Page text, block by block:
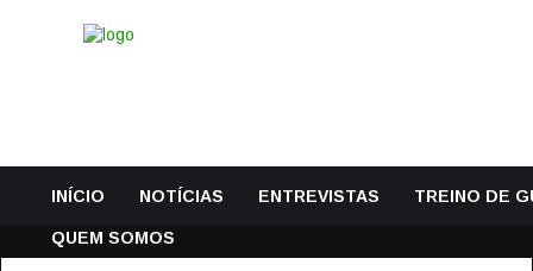
INÍCIO NOTÍCIAS ENTREVISTAS TREINO DE
QUEM SOMOS